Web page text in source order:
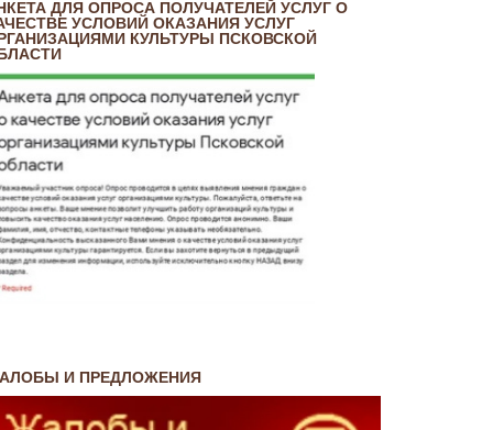
ДЛЯ ОПРОСА ПОЛУЧАТЕЛЕЙ УСЛУГ О
УСЛОВИЙ ОКАЗАНИЯ УСЛУГ
КУЛЬТУРЫ ПСКОВСКОЙ
И ПРЕДЛОЖЕНИЯ